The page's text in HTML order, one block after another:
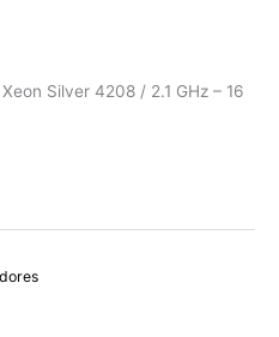
Silver 4208 / 2.1 GHz – 16